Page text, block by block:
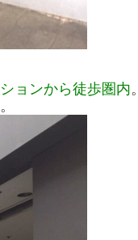
ョンから徒歩圏内。